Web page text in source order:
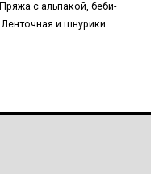
Пряжа с альпакой, беби-
Ленточная и шнурики